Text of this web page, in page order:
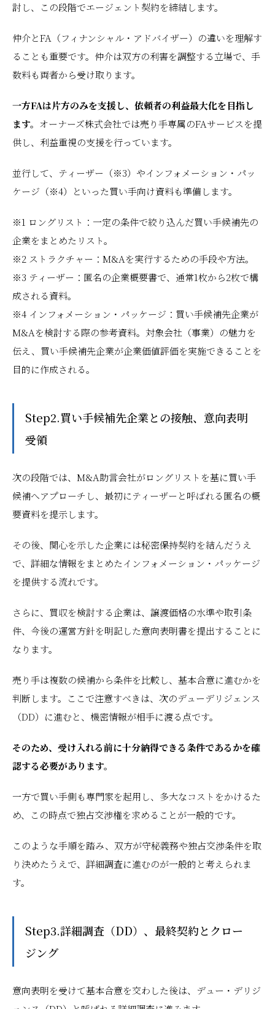
討し、この段階でエージェント契約を締結します。
仲介とFA（フィナンシャル・アドバイザー）の違いを理解す
ることも重要です。仲介は双方の利害を調整する立場で、手
数料も両者から受け取ります。
一方FAは片方のみを支援し、依頼者の利益最大化を目指し
ます。 オーナーズ株式会社では売り手専属のFAサービスを提
供し、利益重視の支援を行っています。
並行して、ティーザー（※3）やインフォメーション・パッ
ケージ（※4）といった買い手向け資料も準備します。
※1 ロングリスト：一定の条件で絞り込んだ買い手候補先の
企業をまとめたリスト。
※2 ストラクチャー：M&Aを実行するための手段や方法。
※3 ティーザー：匿名の企業概要書で、通常1枚から2枚で構
成される資料。
※4 インフォメーション・パッケージ：買い手候補先企業が
M&Aを検討する際の参考資料。対象会社（事業）の魅力を
伝え、買い手候補先企業が企業価値評価を実施できることを
目的に作成される。
Step2.買い手候補先企業との接触、意向表明
受領
次の段階では、M&A助言会社がロングリストを基に買い手
候補へアプローチし、最初にティーザーと呼ばれる匿名の概
要資料を提示します。
その後、関心を示した企業には秘密保持契約を結んだうえ
で、詳細な情報をまとめたインフォメーション・パッケージ
を提供する流れです。
さらに、買収を検討する企業は、譲渡価格の水準や取引条
件、今後の運営方針を明記した意向表明書を提出することに
なります。
売り手は複数の候補から条件を比較し、基本合意に進むかを
判断します。ここで注意すべきは、次のデューデリジェンス
（DD）に進むと、機密情報が相手に渡る点です。
そのため、受け入れる前に十分納得できる条件であるかを確
認する必要があります。
一方で買い手側も専門家を起用し、多大なコストをかけるた
め、この時点で独占交渉権を求めることが一般的です。
このような手順を踏み、双方が守秘義務や独占交渉条件を取
り決めたうえで、詳細調査に進むのが一般的と考えられま
す。
Step3.詳細調査（DD）、最終契約とクロー
ジング
意向表明を受けて基本合意を交わした後は、デュー・デリジ